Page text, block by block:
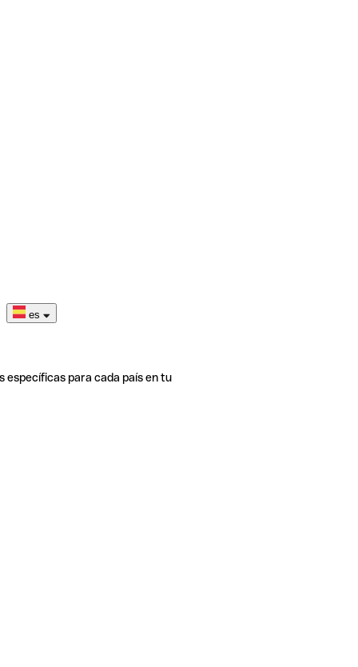
es
específicas para cada país en tu